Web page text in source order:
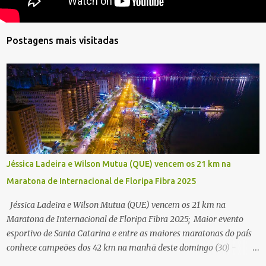
Postagens mais visitadas
Jéssica Ladeira e Wilson Mutua (QUE) vencem os 21 km na
Maratona de Internacional de Floripa Fibra 2025
Jéssica Ladeira e Wilson Mutua (QUE) vencem os 21 km na
Maratona de Internacional de Floripa Fibra 2025; Maior evento
esportivo de Santa Catarina e entre as maiores maratonas do país
conhece campeões dos 42 km na manhã deste domingo (30) -